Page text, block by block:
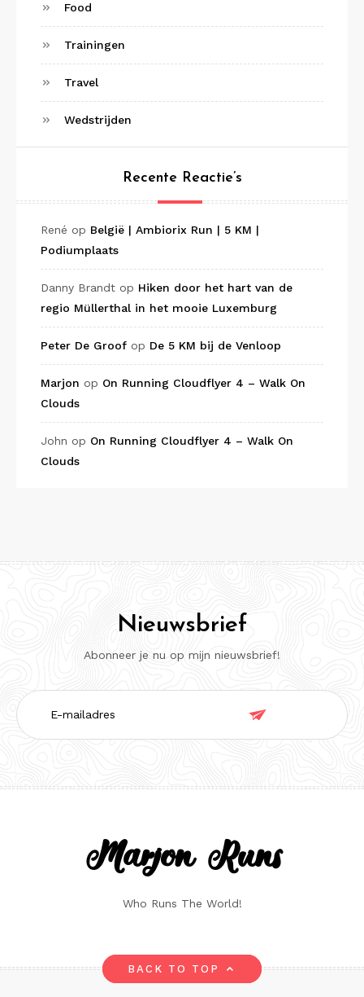
Food
Trainingen
Travel
Wedstrijden
Recente Reactie’s
René op België | Ambiorix Run | 5 KM |
Podiumplaats
Danny Brandt op Hiken door het hart van de
regio Müllerthal in het mooie Luxemburg
Peter De Groof op De 5 KM bij de Venloop
Marjon op On Running Cloudflyer 4 – Walk On
Clouds
John op On Running Cloudflyer 4 – Walk On
Clouds
Nieuwsbrief
Abonneer je nu op mijn nieuwsbrief!
E-
mailadres

Marjon Runs
Who Runs The World!
BACK TO TOP